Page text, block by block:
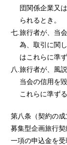
団関係企業又
られるとき。
七.旅行者が、当
為、取引に関
はこれらに準
八.旅行者が、風
当会の信用を
これらに準ず
第八条（契約の成
募集型企画旅行
一項の申込金を受